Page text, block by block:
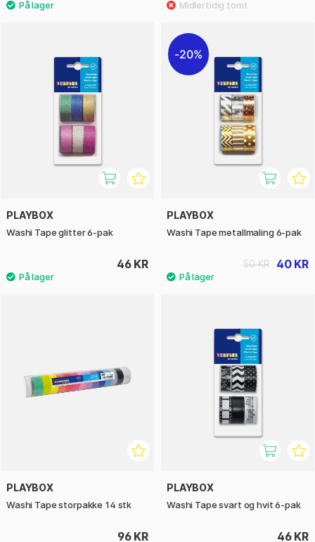
PLAYBOX
Washi Tape glitter 6-pak
46 KR
20%
PLAYBOX
Washi Tape metallmaling 6-pak
40 KR
50 KR
PLAYBOX
Washi Tape storpakke 14 stk
96 KR
PLAYBOX
Washi Tape svart og hvit 6-pak
46 KR